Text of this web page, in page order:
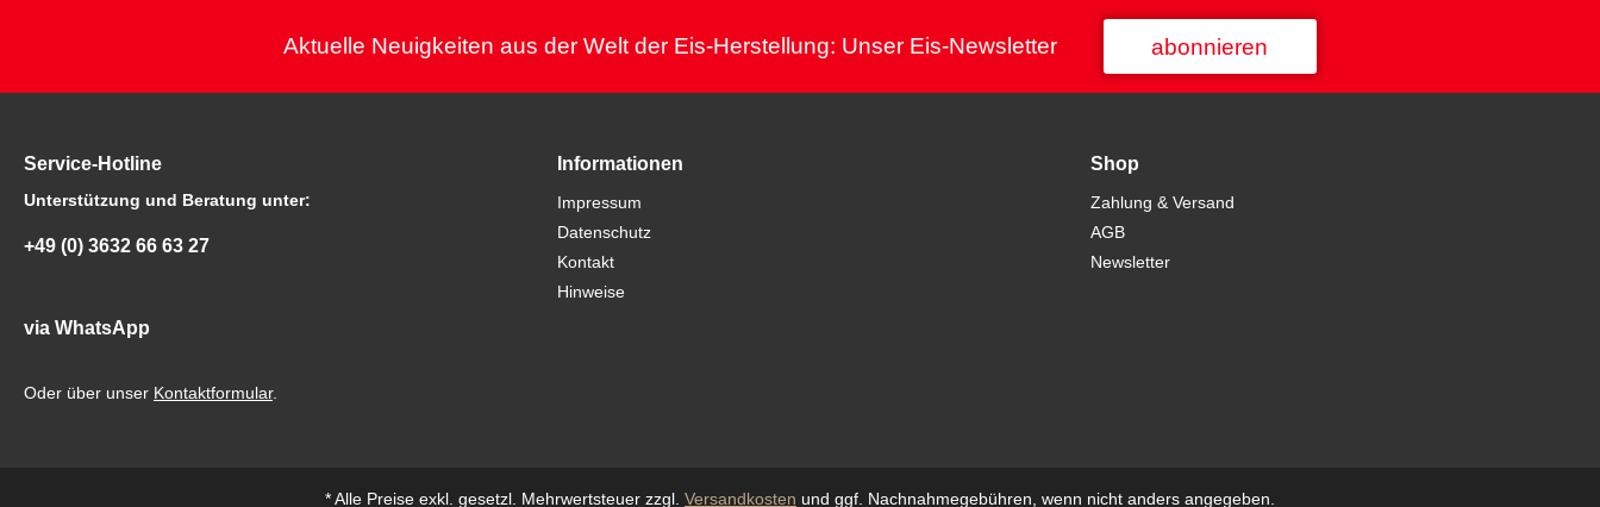
Aktuelle Neuigkeiten aus der Welt der Eis-Herstellung: Unser Eis-Newsletter abonnieren
Service-Hotline
Unterstützung und Beratung unter:
+49 (0) 3632 66 63 27
via WhatsApp
Oder über unser Kontaktformular.
Informationen
Impressum
Datenschutz
Kontakt
Hinweise
Shop
Zahlung & Versand
AGB
Newsletter
* Alle Preise exkl. gesetzl. Mehrwertsteuer zzgl. Versandkosten und ggf. Nachnahmegebühren, wenn nicht anders angegeben.